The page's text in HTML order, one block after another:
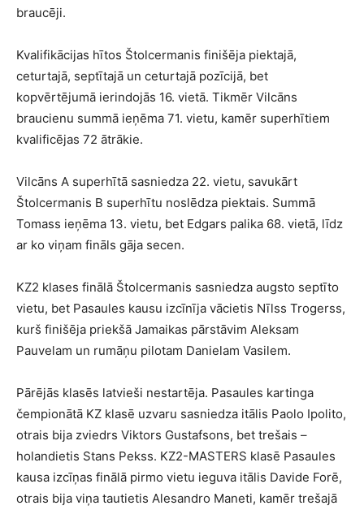
braucēji.
Kvalifikācijas hītos Štolcermanis finišēja piektajā,
ceturtajā, septītajā un ceturtajā pozīcijā, bet
kopvērtējumā ierindojās 16. vietā. Tikmēr Vilcāns
braucienu summā ieņēma 71. vietu, kamēr superhītiem
kvalificējas 72 ātrākie.
Vilcāns A superhītā sasniedza 22. vietu, savukārt
Štolcermanis B superhītu noslēdza piektais. Summā
Tomass ieņēma 13. vietu, bet Edgars palika 68. vietā, līdz
ar ko viņam fināls gāja secen.
KZ2 klases finālā Štolcermanis sasniedza augsto septīto
vietu, bet Pasaules kausu izcīnīja vācietis Nīlss Trogerss,
kurš finišēja priekšā Jamaikas pārstāvim Aleksam
Pauvelam un rumāņu pilotam Danielam Vasilem.
Pārējās klasēs latvieši nestartēja. Pasaules kartinga
čempionātā KZ klasē uzvaru sasniedza itālis Paolo Ipolito,
otrais bija zviedrs Viktors Gustafsons, bet trešais –
holandietis Stans Pekss. KZ2-MASTERS klasē Pasaules
kausa izcīņas finālā pirmo vietu ieguva itālis Davide Forē,
otrais bija viņa tautietis Alesandro Maneti, kamēr trešajā